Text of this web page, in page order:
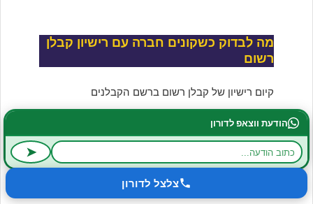
מה לבדוק כשקונים חברה עם רישיון קבלן
רשום
קיום רישיון של קבלן רשום ברשם הקבלנים
על איזה בסיס התקבל הרישיון מרשם הקבלנים ?
האם הרישיון מבוסס על בעל החברה בעצמו או
הודעת ווצאפ לדורון
➤
צלצל לדורון